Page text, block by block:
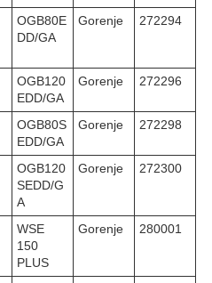
OGB80E
DD/GA
Gorenje 272294
OGB120
EDD/GA
Gorenje 272296
OGB80S
EDD/GA
Gorenje 272298
OGB120
SEDD/G
A
Gorenje 272300
WSE
150
PLUS
Gorenje 280001